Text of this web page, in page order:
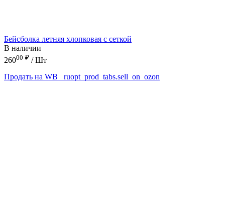
Бейсболка летняя хлопковая с сеткой
В наличии
26000 ₽ / Шт
Продать на WB
_ruopt_prod_tabs.sell_on_ozon